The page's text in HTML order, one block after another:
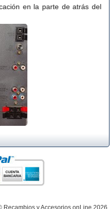
en la parte de atrás del
Recambios y Accesorios onLine 2026